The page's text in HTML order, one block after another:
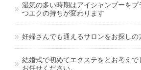
湿気の多い時期はアイシャンプーをプ
つエクの持ちが変わります
妊婦さんでも通えるサロンをお探しの
結婚式で初めてエクステをとお考えで
お任せください。